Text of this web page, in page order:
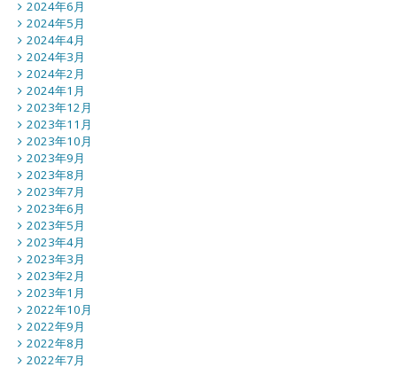
2024年6月
2024年5月
2024年4月
2024年3月
2024年2月
2024年1月
2023年12月
2023年11月
2023年10月
2023年9月
2023年8月
2023年7月
2023年6月
2023年5月
2023年4月
2023年3月
2023年2月
2023年1月
2022年10月
2022年9月
2022年8月
2022年7月